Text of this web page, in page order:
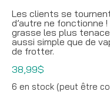
Les clients se
d’autre ne fonctionne
grasse les plus
aussi simple que de
de frotter.
38,99$
6 en stock (peut être